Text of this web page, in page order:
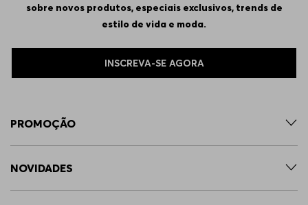
sobre novos produtos, especiais exclusivos, trends de
estilo de vida e moda.
INSCREVA-SE AGORA
PROMOÇÃO
NOVIDADES